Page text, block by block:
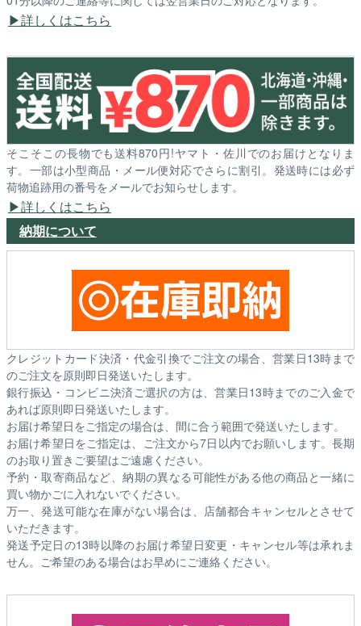
詳しくはこちら
そこそこの長物でも送料870円!ヤマト・佐川でのお届けとなりま
す。一部は小型商品・メール便対応でさらに割引。発送時には必ず
荷物追跡用の番号をメールでお知らせします。
詳しくはこちら
納期について
クレジットカード決済・代金引換でご注文の場合、営業日13時まで
のご注文を原則即日発送いたします。
銀行振込・コンビニ決済ご選択の方は、営業日13時までのご入金で
あれば原則即日発送いたします。
お届け希望日をご指定の場合は、間に合う範囲で発送いたします。
お届け希望日をご指定は、ご注文から7日以内でお願いします。長期
のお取り置きご要望はご遠慮ください。
予約・取寄商品など、納期の異なる可能性がある他の商品と一緒に
買い物かごに入れないでください。
万一、発送可能な在庫がない場合は、店舗都合キャンセルとさせて
いただきます。
発送予定日の13時以降のお届け希望日変更・キャンセル等は承れま
せん。ご希望のある場合はお早めにご連絡ください。